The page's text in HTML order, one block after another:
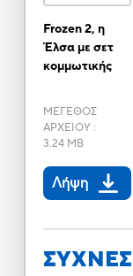
Frozen 2, η
Έλσα με σετ
κομμωτικής
ΜΕΓΕΘΟΣ
ΑΡΧΕΙΟΥ:
3.24 MB
Λήψη
ΣΥΧΝΕΣ